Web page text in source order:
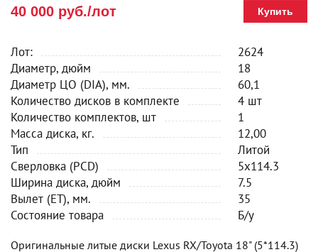
40 000 руб./лот Купить
Лот:
2624
Диаметр, дюйм
18
Диаметр ЦО (DIA), мм.
60,1
Количество дисков в комплекте
4 шт
Количество комплектов, шт
1
Масса диска, кг.
12,00
Тип
Литой
Сверловка (PCD)
5x114.3
Ширина диска, дюйм
7.5
Вылет (ET), мм.
35
Состояние товара
Б/у
Оригинальные литые диски Lexus RX/Toyota 18" (5*114.3)